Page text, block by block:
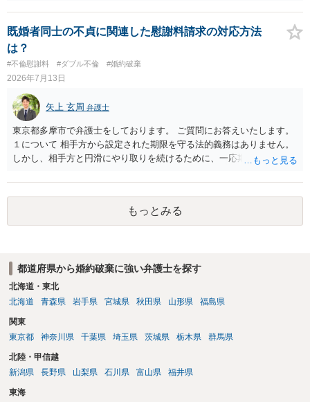
れば早めに弁護士に相談し、弁護士から回答をさせると良いでしょ
う。
既婚者同士の不貞に関連した慰謝料請求の対応方法
は？
#不倫慰謝料 #ダブル不倫 #婚約破棄
2026年7月13日
矢上 玄周 弁護士
東京都多摩市で弁護士をしております。 ご質問にお答えいたします。
１について 相手方から設定された期限を守る法的義務はありません。
しかし、相手方と円滑にやり取りを続けるために、一応期限を守って
が、期限を守らないのもご不安という場合には、「弁護士に相談して
から連絡するので少々お待ちください」という旨の連絡を入れておく
こともあります。 ２について 求償権の請求と婚約破棄の慰謝料請求
は、法的には別の議論ではありますが、事実上の繋がりがないわけで
負担割合が高くなり、婚約破棄の慰謝料も払う必要が生じるという可
能性もないわけではありません。 ただし、法律上重婚は認められてい
ないので、既婚者同士の婚約が成立するかといわれると、成立しない
際には、清算条項という定めを設けることがほとんどです。 清算条項
を定めることによって、「これをもってお互いに今後一切請求しな
い」ことを双方が誓約することになります。 上記はあくまでも一般論
答ができるかと存じます。 弁護士に相談すべき事案かと存じますの
で、お早めにご相談されることをお勧めいたします。
もっとみる
都道府県から婚約破棄に強い弁護士を探す
北海道・東北
北海道
青森県 岩手県 宮城県 秋田県 山形県 福島県
関東
東京都
神奈川県 千葉県 埼玉県 茨城県 栃木県 群馬県
北陸・甲信越
新潟県
長野県 山梨県 石川県 富山県 福井県
東海